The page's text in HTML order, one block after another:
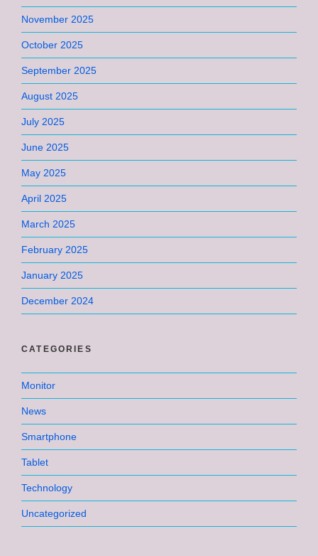
November 2025
October 2025
September 2025
August 2025
July 2025
June 2025
May 2025
April 2025
March 2025
February 2025
January 2025
December 2024
CATEGORIES
Monitor
News
Smartphone
Tablet
Technology
Uncategorized